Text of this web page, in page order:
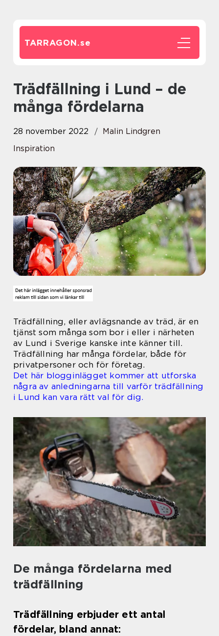
TARRAGON.se
Trädfällning i Lund – de
många fördelarna
28 november 2022
Malin Lindgren
Inspiration
Trädfällning, eller avlägsnande av träd, är en
tjänst som många som bor i eller i närheten
av Lund i Sverige kanske inte känner till.
Trädfällning har många fördelar, både för
privatpersoner och för företag.
Det här blogginlägget kommer att utforska
några av anledningarna till varför trädfällning
i Lund kan vara rätt val för dig.
De många fördelarna med
trädfällning
Trädfällning erbjuder ett antal
fördelar, bland annat: